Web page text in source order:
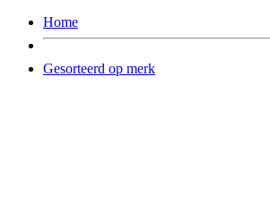
Home
Gesorteerd op merk